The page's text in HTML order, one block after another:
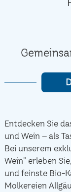
Entdecken Sie
und Wein – als
Bei unserem
Wein" erleben
und feinste Bio-
Molkereien